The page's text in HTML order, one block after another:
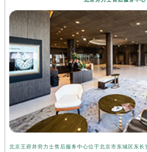
北京王府井劳力士售后服务中心位于北京市东城区东长